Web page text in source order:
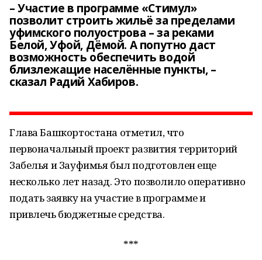
– Участие в программе «Стимул»
позволит строить жильё за пределами
уфимского полуострова – за реками
Белой, Уфой, Дёмой. А попутно даст
возможность обеспечить водой
близлежащие населённые пункты, –
сказал Радий Хабиров.
Глава Башкортостана отметил, что
первоначальный проект развития территорий
Забелья и Зауфимья был подготовлен еще
несколько лет назад. Это позволило оперативно
подать заявку на участие в программе и
привлечь бюджетные средства.
***